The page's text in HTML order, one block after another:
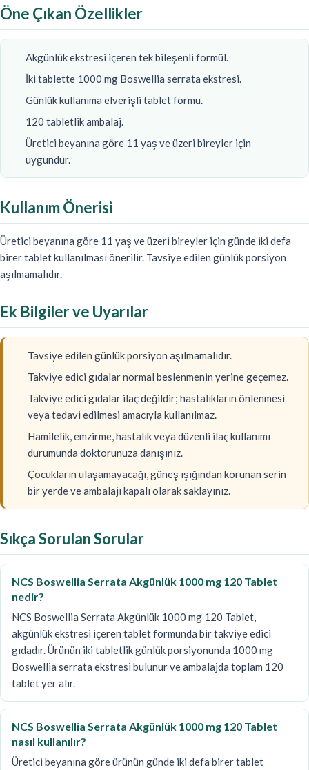
Öne Çıkan Özellikler
Akgünlük ekstresi içeren tek bileşenli formül.
İki tablette 1000 mg Boswellia serrata ekstresi.
Günlük kullanıma elverişli tablet formu.
120 tabletlik ambalaj.
Üretici beyanına göre 11 yaş ve üzeri bireyler için
uygundur.
Kullanım Önerisi
Üretici beyanına göre 11 yaş ve üzeri bireyler için günde iki defa
birer tablet kullanılması önerilir. Tavsiye edilen günlük porsiyon
aşılmamalıdır.
Ek Bilgiler ve Uyarılar
Tavsiye edilen günlük porsiyon aşılmamalıdır.
Takviye edici gıdalar normal beslenmenin yerine geçemez.
Takviye edici gıdalar ilaç değildir; hastalıkların önlenmesi
veya tedavi edilmesi amacıyla kullanılmaz.
Hamilelik, emzirme, hastalık veya düzenli ilaç kullanımı
durumunda doktorunuza danışınız.
Çocukların ulaşamayacağı, güneş ışığından korunan serin
bir yerde ve ambalajı kapalı olarak saklayınız.
Sıkça Sorulan Sorular
NCS Boswellia Serrata Akgünlük 1000 mg 120 Tablet
nedir?
NCS Boswellia Serrata Akgünlük 1000 mg 120 Tablet,
akgünlük ekstresi içeren tablet formunda bir takviye edici
gıdadır. Ürünün iki tabletlik günlük porsiyonunda 1000 mg
Boswellia serrata ekstresi bulunur ve ambalajda toplam 120
tablet yer alır.
NCS Boswellia Serrata Akgünlük 1000 mg 120 Tablet
nasıl kullanılır?
Üretici beyanına göre ürünün günde iki defa birer tablet